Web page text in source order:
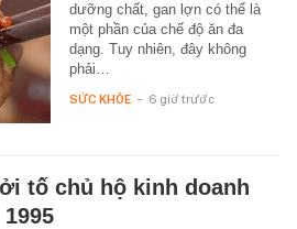
dưỡng chất, gan lợn có thể là
một phần của chế độ ăn đa
dạng. Tuy nhiên, đây không
phải…
SỨC KHỎE - 6 giờ trước
tố chủ hộ kinh doanh